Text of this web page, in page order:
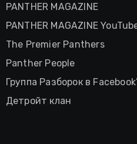
PANTHER MAGAZINE
PANTHER MAGAZINE
The Premier Panthers
Panther People
Группа Разборок в
Детройт клан